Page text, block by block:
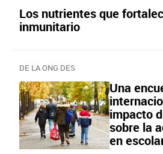
Los nutrientes que
inmunitario
DE LA ONG DES
Una
impacto
sobre la
en